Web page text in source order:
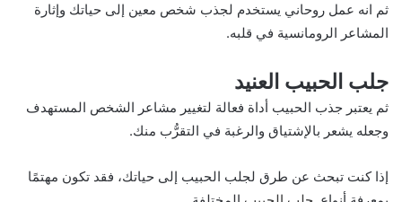
ثم انه عمل روحاني يستخدم لجذب شخص معين إلى حياتك وإثارة
المشاعر الرومانسية في قلبه.
جلب الحبيب العنيد
ثم يعتبر جذب الحبيب أداة فعالة لتغيير مشاعر الشخص المستهدف
وجعله يشعر بالإشتياق والرغبة في التقرُّب منك.
إذا كنت تبحث عن طرق لجلب الحبيب إلى حياتك، فقد تكون مهتمًا